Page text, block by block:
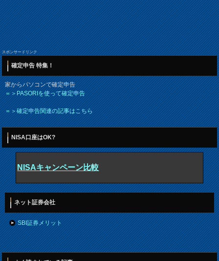
スポンサードリンク
確定申告 特集！
家からパソコンで確定申告
＝＞PASORIを使って確定申告
＝＞確定申告関連の記事はこちら
NISA口座はOK?
NISAキャンペーン比較
ネット証券会社
SBI証券メリット